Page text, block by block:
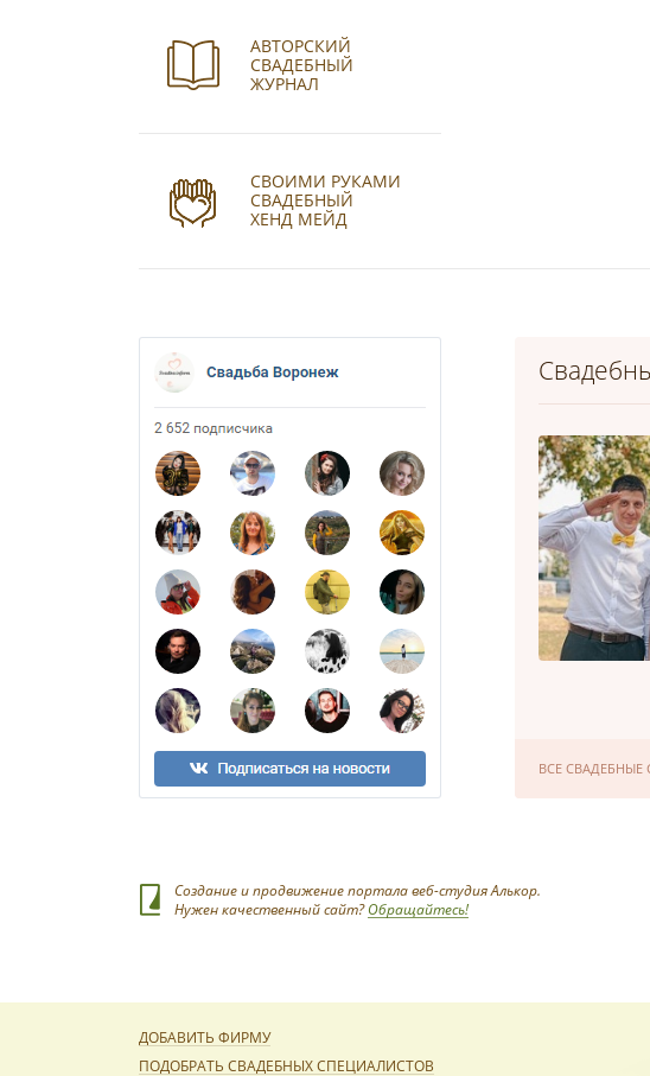
АВТОРСКИЙ
СВАДЕБНЫЙ
ЖУРНАЛ
СВОИМИ РУКАМИ
СВАДЕБНЫЙ
ХЕНД МЕЙД
ВСЕ СВАДЕБНЫЕ
Создание и продвижение портала веб-студия Алькор.
Нужен качественный сайт?Обращайтесь!
ДОБАВИТЬ ФИРМУ
ПОДОБРАТЬ СВАДЕБНЫХ СПЕЦИАЛИСТОВ